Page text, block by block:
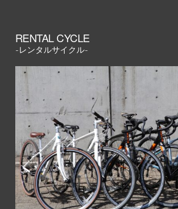
RENTAL CYCLE
-レンタルサイクル-